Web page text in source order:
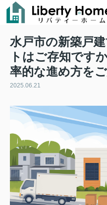
水戸市の新築戸
トはご存知です
率的な進め方を
2025.06.21